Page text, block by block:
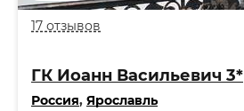
17 отзывов
ГК Иоанн Васильевич 3*
Россия, Ярославль